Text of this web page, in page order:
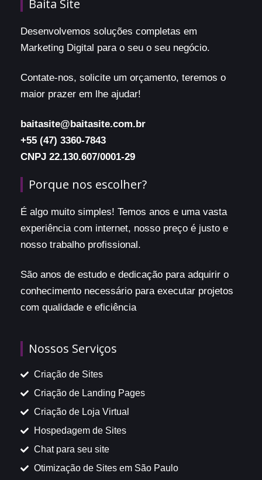
Baita Site
Desenvolvemos soluções completas em
Marketing Digital para o seu o seu negócio.
Contate-nos, solicite um orçamento, teremos o
maior prazer em lhe ajudar!
baitasite@baitasite.com.br
+55 (47) 3360-7843
CNPJ 22.130.607/0001-29
Porque nos escolher?
É algo muito simples! Temos anos e uma vasta
experiência com internet, nosso preço é justo e
nosso trabalho profissional.
São anos de estudo e dedicação para adquirir o
conhecimento necessário para executar projetos
com qualidade e eficiência
Nossos Serviços
Criação de Sites
Criação de Landing Pages
Criação de Loja Virtual
Hospedagem de Sites
Chat para seu site
Otimização de Sites em São Paulo